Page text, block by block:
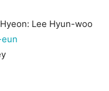
Lee Hyun-woo